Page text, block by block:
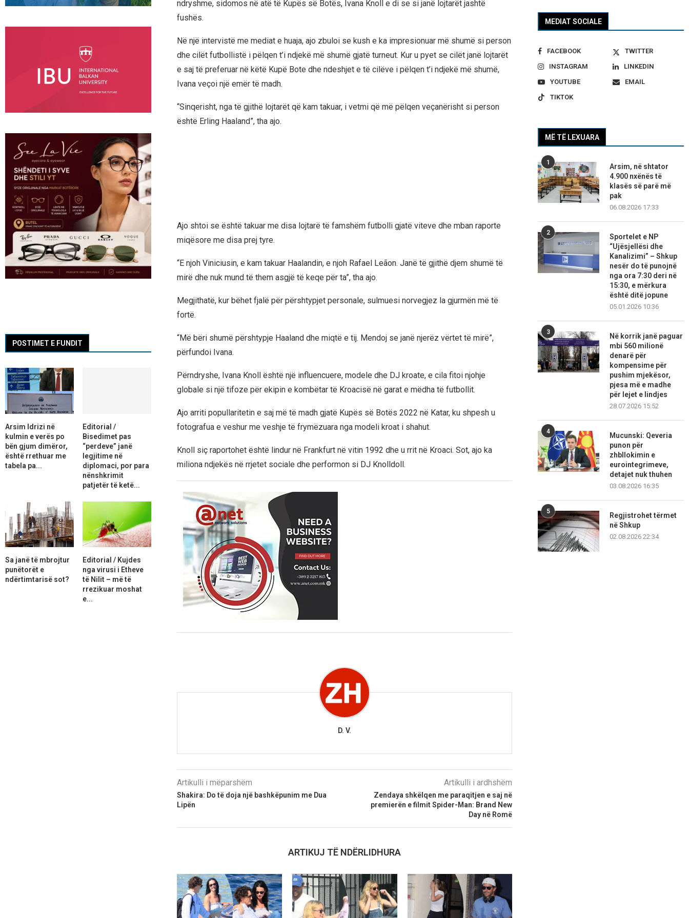
ndryshme, sidomos në atë të Kupës së Botës, Ivana Knoll e di se si janë lojtarët jashtë
fushës.
Në një intervistë me mediat e huaja, ajo zbuloi se kush e ka impresionuar më shumë si person
dhe cilët futbollistë i pëlqen t’i ndjekë më shumë gjatë turneut. Kur u pyet se cilët janë lojtarët
e saj të preferuar në këtë Kupë Bote dhe ndeshjet e të cilëve i pëlqen t’i ndjekë më shumë,
Ivana veçoi një emër të madh.
“Sinqerisht, nga të gjithë lojtarët që kam takuar, i vetmi që më pëlqen veçanërisht si person
është Erling Haaland”, tha ajo.
Ajo shtoi se është takuar me disa lojtarë të famshëm futbolli gjatë viteve dhe mban raporte
miqësore me disa prej tyre.
“E njoh Viniciusin, e kam takuar Haalandin, e njoh Rafael Leãon. Janë të gjithë djem shumë të
mirë dhe nuk mund të them asgjë të keqe për ta”, tha ajo.
Megjithatë, kur bëhet fjalë për përshtypjet personale, sulmuesi norvegjez la gjurmën më të
fortë.
“Më bëri shumë përshtypje Haaland dhe miqtë e tij. Mendoj se janë njerëz vërtet të mirë”,
përfundoi Ivana.
Përndryshe, Ivana Knoll është një influencuere, modele dhe DJ kroate, e cila fitoi njohje
globale si një tifoze për ekipin e kombëtar të Kroacisë në garat e mëdha të futbollit.
Ajo arriti popullaritetin e saj më të madh gjatë Kupës së Botës 2022 në Katar, ku shpesh u
fotografua e veshur me veshje të frymëzuara nga modeli kroat i shahut.
Knoll siç raportohet është lindur në Frankfurt në vitin 1992 dhe u rrit në Kroaci. Sot, ajo ka
miliona ndjekës në rrjetet sociale dhe performon si DJ Knolldoll.
D. V.
Artikulli i mëparshëm
Shakira: Do të doja një bashkëpunim me Dua
Lipën
Artikulli i ardhshëm
Zendaya shkëlqen me paraqitjen e saj në
premierën e filmit Spider-Man: Brand New
Day në Romë
ARTIKUJ TË NDËRLIDHURA
MEDIAT SOCIALE
FACEBOOK
TWITTER
INSTAGRAM
LINKEDIN
YOUTUBE
EMAIL
TIKTOK
MË TË LEXUARA
1
Arsim, në shtator
4.900 nxënës të
klasës së parë më
pak
06.08.2026 17:33
2
Sportelet e NP
“Ujësjellësi dhe
Kanalizimi” – Shkup
nesër do të punojnë
nga ora 7:30 deri në
15:30, e mërkura
është ditë jopune
05.01.2026 10:36
3
Në korrik janë paguar
mbi 560 milionë
denarë për
kompensime për
pushim mjekësor,
pjesa më e madhe
për lejet e lindjes
28.07.2026 15:52
4
Mucunski: Qeveria
punon për
zhbllokimin e
eurointegrimeve,
detajet nuk thuhen
03.08.2026 16:35
5
Regjistrohet tërmet
në Shkup
02.08.2026 22:34
POSTIMET E FUNDIT
Arsim Idrizi në
kulmin e verës po
bën gjum dimëror,
është rrethuar me
tabela pa...
Editorial /
Bisedimet pas
“perdeve” janë
legjitime në
diplomaci, por para
nënshkrimit
patjetër të ketë...
Sa janë të mbrojtur
punëtorët e
ndërtimtarisë sot?
Editorial / Kujdes
nga virusi i Etheve
të Nilit – më të
rrezikuar moshat
e...